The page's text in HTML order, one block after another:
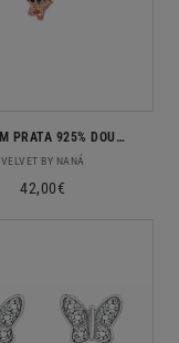
FIOT EM PRATA 925% DOURADA STITCH
Fornecedor:
VELVET BY NANÁ
Preço
42,00€